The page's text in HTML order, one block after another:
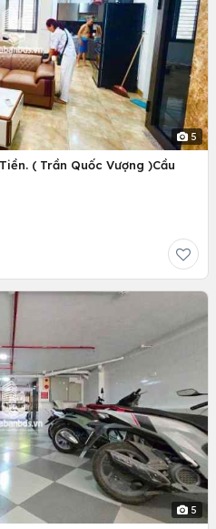
5
( Trần Quốc Vượng )Cầu
5